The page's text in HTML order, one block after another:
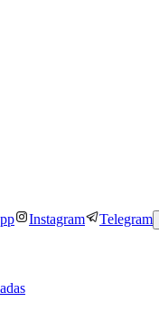
Instagram Telegram